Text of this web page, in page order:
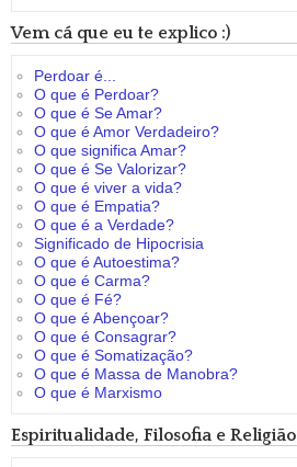
Vem cá que eu te explico :)
Perdoar é...
O que é Perdoar?
O que é Se Amar?
O que é Amor Verdadeiro?
O que significa Amar?
O que é Se Valorizar?
O que é viver a vida?
O que é Empatia?
O que é a Verdade?
Significado de Hipocrisia
O que é Autoestima?
O que é Carma?
O que é Fé?
O que é Abençoar?
O que é Consagrar?
O que é Somatização?
O que é Massa de Manobra?
O que é Marxismo
Espiritualidade, Filosofia e Religião